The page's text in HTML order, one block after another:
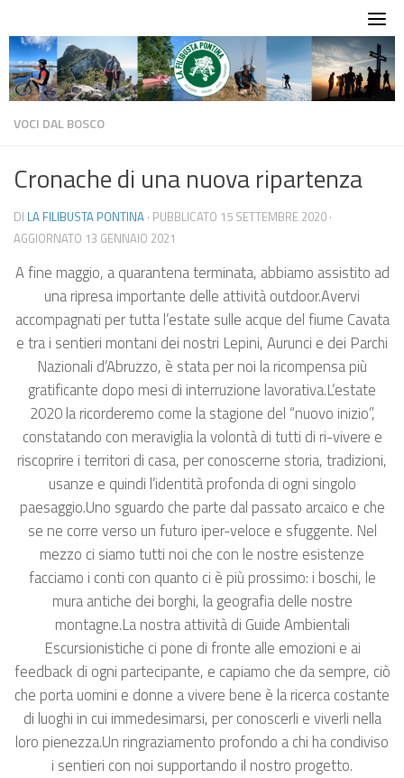
to
content
VOCI DAL BOSCO
Cronache di una nuova ripartenza
DI LA FILIBUSTA PONTINA · PUBBLICATO 15 SETTEMBRE 2020 ·
AGGIORNATO 13 GENNAIO 2021
A fine maggio, a quarantena terminata, abbiamo assistito ad
una ripresa importante delle attività outdoor.Avervi
accompagnati per tutta l’estate sulle acque del fiume Cavata
e tra i sentieri montani dei nostri Lepini, Aurunci e dei Parchi
Nazionali d’Abruzzo, è stata per noi la ricompensa più
gratificante dopo mesi di interruzione lavorativa.L’estate
2020 la ricorderemo come la stagione del “nuovo inizio”,
constatando con meraviglia la volontà di tutti di ri-vivere e
riscoprire i territori di casa, per conoscerne storia, tradizioni,
usanze e quindi l’identità profonda di ogni singolo
paesaggio.Uno sguardo che parte dal passato arcaico e che
se ne corre verso un futuro iper-veloce e sfuggente. Nel
mezzo ci siamo tutti noi che con le nostre esistenze
facciamo i conti con quanto ci è più prossimo: i boschi, le
mura antiche dei borghi, la geografia delle nostre
montagne.La nostra attività di Guide Ambientali
Escursionistiche ci pone di fronte alle emozioni e ai
feedback di ogni partecipante, e capiamo che da sempre, ciò
che porta uomini e donne a vivere bene è la ricerca costante
di luoghi in cui immedesimarsi, per conoscerli e viverli nella
loro pienezza.Un ringraziamento profondo a chi ha condiviso
i sentieri con noi supportando il nostro progetto.